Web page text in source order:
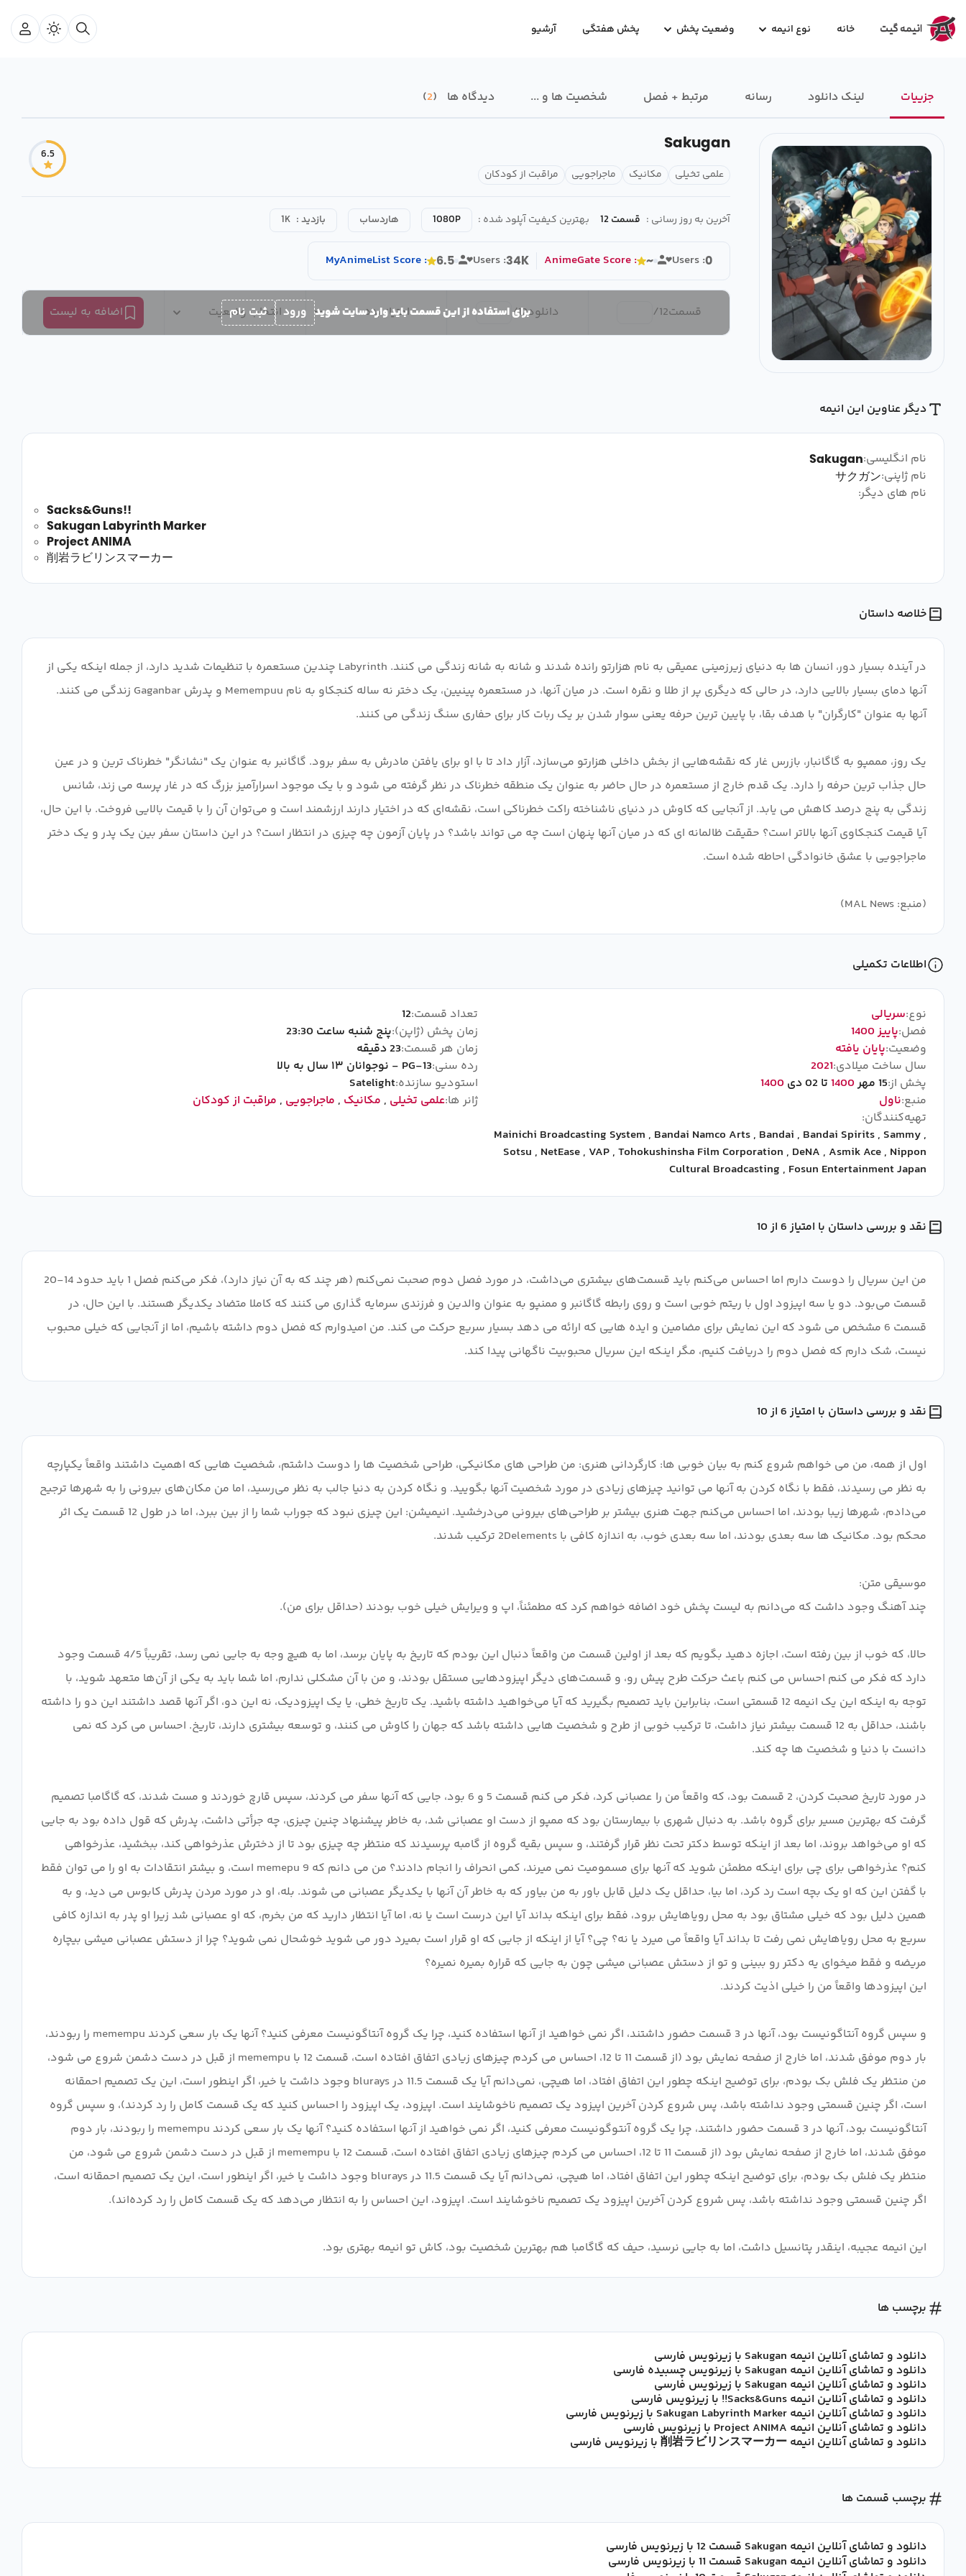
خانه نوع انیمه وضعیت پخش پخش هفتگی آرشیو
جزییات لینک دانلود رسانه‌ مرتبط + فصل شخصیت ها و ... دیدگاه ها 2
Sakugan
علمی تخیلی مکانیک ماجراجویی مراقبت از کودکان
6.5
آخرین به روز رسانی : قسمت 12 بهترین کیفیت آپلود شده : 1080P هاردساب بازدید : 1K
MyAnimeListScore : 6.5 Users :34K AnimeGateScore : ~ Users :0
قسمت12
/ دانلود12
/ امتیاز بده انتخاب وضعیت اضافه به لیست برای استفاده از این قسمت باید وارد سایت شوید ورود ثبت نام
دیگر عناوین این انیمه
نام انگلیسی:Sakugan
نام ژاپنی:サクガン
نام های دیگر:
Sacks&Guns!!
Sakugan Labyrinth Marker
Project ANIMA
削岩ラビリンスマーカー
خلاصه داستان
در آینده بسیار دور، انسان ها به دنیای زیرزمینی عمیقی به نام هزارتو رانده شدند و شانه به شانه زندگی می کنند. Labyrinth چندین مستعمره با تنظیمات شدید دارد، از جمله اینکه یکی از
آنها دمای بسیار بالایی دارد، در حالی که دیگری پر از طلا و نقره است. در میان آنها، در مستعمره پینیین، یک دختر نه ساله کنجکاو به نام Memempuu و پدرش Gaganbar زندگی می کنند.
یک روز، مممپو به گاگانبار، بازرس غار که نقشه‌هایی از بخش داخلی هزارتو می‌سازد، آزار داد تا با او برای یافتن مادرش به سفر برود. گاگانبر به عنوان یک "نشانگر" خطرناک ترین و در عین
حال جذاب ترین حرفه را دارد. یک قدم خارج از مستعمره در حال حاضر به عنوان یک منطقه خطرناک در نظر گرفته می شود و با یک موجود اسرارآمیز بزرگ که در غار پرسه می زند، شانس
زندگی به پنج درصد کاهش می یابد. از آنجایی که کاوش در دنیای ناشناخته راکت خطرناکی است، نقشه‌ای که در اختیار دارند ارزشمند است و می‌توان آن را با قیمت بالایی فروخت. با این حال،
آیا قیمت کنجکاوی آنها بالاتر است؟ حقیقت ظالمانه ای که در میان آنها پنهان است چه می تواند باشد؟ در پایان آزمون چه چیزی در انتظار است؟ در این داستان سفر بین یک پدر و یک دختر
(منبع: MAL News)
اطلاعات تکمیلی
نوع:سریالی
فصل:پاییز 1400
وضعیت:پایان یافته
سال ساخت میلادی:2021
پخش از:15 مهر 1400 تا 02 دی
1400
منبع:ناول
تهیه‌کنندگان:
Mainichi Broadcasting System , Bandai Namco Arts , Bandai , Bandai Spirits , Sammy ,
Sotsu , NetEase , VAP , Tohokushinsha Film Corporation , DeNA , Asmik Ace , Nippon
Cultural Broadcasting , Fosun Entertainment Japan
تعداد قسمت:12
زمان پخش (ژاپن):پنج شنبه ساعت 23:30
زمان هر قسمت:23 دقیقه
رده سنی:PG-13 - نوجوانان ۱۳ سال به بالا
استودیو سازنده:Satelight
ژانر ها:علمی تخیلی , مکانیک , ماجراجویی , مراقبت از کودکان
نقد و بررسی داستان با امتیاز 6 از 10
من این سریال را دوست دارم اما احساس می‌کنم باید قسمت‌های بیشتری می‌داشت، در مورد فصل دوم صحبت نمی‌کنم (هر چند که به آن نیاز دارد)، فکر می‌کنم فصل 1 باید حدود 14-20
قسمت می‌بود. دو یا سه اپیزود اول با ریتم خوبی است و روی رابطه گاگانبر و ممنپو به عنوان والدین و فرزندی سرمایه گذاری می کنند که کاملا متضاد یکدیگر هستند. با این حال، در
قسمت 6 مشخص می شود که این نمایش برای مضامین و ایده هایی که ارائه می دهد بسیار سریع حرکت می کند. من امیدوارم که فصل دوم داشته باشیم، اما از آنجایی که خیلی محبوب
نیست، شک دارم که فصل دوم را دریافت کنیم، مگر اینکه این سریال محبوبیت ناگهانی پیدا کند.
نقد و بررسی داستان با امتیاز 6 از 10
اول از همه، من می خواهم شروع کنم به بیان خوبی ها: کارگردانی هنری: من طراحی های مکانیکی، طراحی شخصیت ها را دوست داشتم، شخصیت هایی که اهمیت داشتند واقعاً یکپارچه
به نظر می رسیدند، فقط با نگاه کردن به آنها می توانید چیزهای زیادی در مورد شخصیت آنها بگویید. و نگاه کردن به دنیا جالب به نظر می‌رسید، اما من مکان‌های بیرونی را به شهرها ترجیح
می‌دادم، شهرها زیبا بودند، اما احساس می‌کنم جهت هنری بیشتر بر طراحی‌های بیرونی می‌درخشید. انیمیشن: این چیزی نبود که جوراب شما را از بین ببرد، اما در طول 12 قسمت یک اثر
حالا، که خوب از بین رفته است، اجازه دهید بگویم که بعد از اولین قسمت من واقعاً دنبال این بودم که تاریخ به پایان برسد، اما به هیچ وجه به جایی نمی رسد، تقریباً 4/5 قسمت وجود
دارد که فکر می کنم احساس می کنم باعث حرکت طرح پیش رو، و قسمت‌های دیگر اپیزودهایی مستقل بودند، و من با آن مشکلی ندارم، اما شما باید به یکی از آن‌ها متعهد شوید، با
توجه به اینکه این یک انیمه 12 قسمتی است، بنابراین باید تصمیم بگیرید که آیا می‌خواهید داشته باشید. یک تاریخ خطی، یا یک اپیزودیک، نه این دو، اگر آنها قصد داشتند این دو را داشته
باشند، حداقل به 12 قسمت بیشتر نیاز داشت، تا ترکیب خوبی از طرح و شخصیت هایی داشته باشد که جهان را کاوش می کنند، و توسعه بیشتری دارند، تاریخ. احساس می کرد که نمی
در مورد تاریخ صحبت کردن، 2 قسمت بود، که واقعاً من را عصبانی کرد، فکر می کنم قسمت 5 و 6 بود، جایی که آنها سفر می کردند، سپس قارچ خوردند و مست شدند، که گاگامبا تصمیم
گرفت که بهترین مسیر برای گروه باشد. به دنبال شهری با بیمارستان بود که ممپو از دست او عصبانی شد، به خاطر پیشنهاد چنین چیزی، چه جرأتی داشت، پدرش که قول داده بود به جایی
که او می‌خواهد بروند، اما بعد از اینکه توسط دکتر تحت نظر قرار گرفتند، و سپس بقیه گروه از گامبه پرسیدند که منتظر چه چیزی بود تا از دخترش عذرخواهی کند، ببخشید، عذرخواهی
کنم؟ عذرخواهی برای چی برای اینکه مطمئن شوید که آنها برای مسمومیت نمی میرند، کمی انحراف را انجام دادند؟ من می دانم که memepu 9 است، و بیشتر انتقادات به او را می توان فقط
با گفتن این که او یک بچه است رد کرد، اما بیا، حداقل یک دلیل قابل باور به من بیاور که به خاطر آن آنها با یکدیگر عصبانی می شوند. بله، او در مورد مردن پدرش کابوس می دید، و به
همین دلیل بود که خیلی مشتاق بود به محل رویاهایش برود، فقط برای اینکه بداند آیا این درست است یا نه، اما آیا انتظار دارید که من بخرم، که او عصبانی شد زیرا او پدر به اندازه کافی
سریع به محل رویاهایش نمی رفت تا بداند آیا واقعاً می میرد یا نه؟ چی؟ آیا از اینکه از جایی که او قرار است بمیرد دور می شوید خوشحال نمی شوید؟ چرا از دستش عصبانی میشی بیچاره
و سپس گروه آنتاگونیست بود، آنها در 3 قسمت حضور داشتند، اگر نمی خواهید از آنها استفاده کنید، چرا یک گروه آنتاگونیست معرفی کنید؟ آنها یک بار سعی کردند memempu را ربودند،
بار دوم موفق شدند، اما خارج از صفحه نمایش بود (از قسمت 11 تا 12، احساس می کردم چیزهای زیادی اتفاق افتاده است، قسمت 12 با memempu از قبل در دست دشمن شروع می شود،
من منتظر یک فلش بک بودم، برای توضیح اینکه چطور این اتفاق افتاد، اما هیچی، نمی‌دانم آیا یک قسمت 11.5 در blurays وجود داشت یا خیر، اگر اینطور است، این یک تصمیم احمقانه
است، اگر چنین قسمتی وجود نداشته باشد، پس شروع کردن آخرین اپیزود یک تصمیم ناخوشایند است. اپیزود، یک اپیزود را احساس کنید که یک قسمت کامل را رد کردند)، و سپس گروه
آنتاگونیست بود، آنها در 3 قسمت حضور داشتند، چرا یک گروه آنتوگونیست معرفی کنید، اگر نمی خواهید از آنها استفاده کنید؟ آنها یک بار سعی کردند memempu را ربودند، بار دوم
موفق شدند، اما خارج از صفحه نمایش بود (از قسمت 11 تا 12، احساس می کردم چیزهای زیادی اتفاق افتاده است، قسمت 12 با memempu از قبل در دست دشمن شروع می شود، من
منتظر یک فلش بک بودم، برای توضیح اینکه چطور این اتفاق افتاد، اما هیچی، نمی‌دانم آیا یک قسمت 11.5 در blurays وجود داشت یا خیر، اگر اینطور است، این یک تصمیم احمقانه است،
این انیمه عجیبه، اینقدر پتانسیل داشت، اما به جایی نرسید، حیف که گاگامبا هم بهترین شخصیت بود، کاش تو انیمه بهتری بود.
برچسب ها
دانلود و تماشای آنلاین انیمه Sakugan با زیرنویس فارسی
دانلود و تماشای آنلاین انیمه Sakugan با زیرنویس چسبیده فارسی
دانلود و تماشای آنلاین انیمه Sakugan با زیرنویس فارسی
دانلود و تماشای آنلاین انیمه Sacks&Guns!! با زیرنویس فارسی
دانلود و تماشای آنلاین انیمه Sakugan Labyrinth Marker با زیرنویس فارسی
دانلود و تماشای آنلاین انیمه Project ANIMA با زیرنویس فارسی
دانلود و تماشای آنلاین انیمه 削岩ラビリンスマーカー با زیرنویس فارسی
برچسب قسمت ها
دانلود و تماشای آنلاین انیمه Sakugan قسمت 12 با زیرنویس فارسی
دانلود و تماشای آنلاین انیمه Sakugan قسمت 11 با زیرنویس فارسی